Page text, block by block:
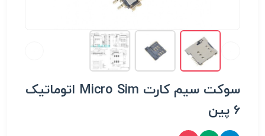
سوکت سیم کارت Micro Sim اتوماتیک
6 پین